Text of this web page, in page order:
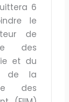
6
le
de
des
et du
de la
des